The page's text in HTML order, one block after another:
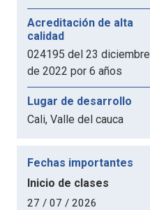
Acreditación de alta
calidad
024195 del 23 diciembre
de 2022 por 6 años
Lugar de desarrollo
Cali, Valle del cauca
Fechas importantes
Inicio de clases
27 / 07 / 2026